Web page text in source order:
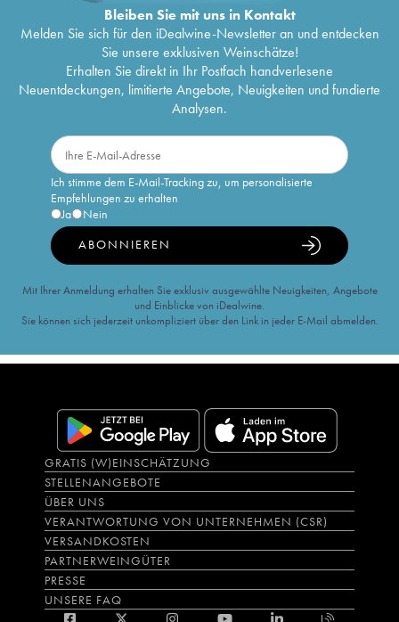
Bleiben Sie mit uns in Kontakt
Melden Sie sich für den iDealwine-Newsletter an und entdecken
Sie unsere exklusiven Weinschätze!
Erhalten Sie direkt in Ihr Postfach handverlesene
Neuentdeckungen, limitierte Angebote, Neuigkeiten und fundierte
Analysen.
Ich stimme dem E-Mail-Tracking zu, um personalisierte
Empfehlungen zu erhalten
Ja
Nein
ABONNIEREN
Mit Ihrer Anmeldung erhalten Sie exklusiv ausgewählte Neuigkeiten, Angebote
und Einblicke von iDealwine.
Sie können sich jederzeit unkompliziert über den Link in jeder E-Mail abmelden.
GRATIS (W)EINSCHÄTZUNG
STELLENANGEBOTE
ÜBER UNS
VERANTWORTUNG VON UNTERNEHMEN (CSR)
VERSANDKOSTEN
PARTNERWEINGÜTER
PRESSE
UNSERE FAQ